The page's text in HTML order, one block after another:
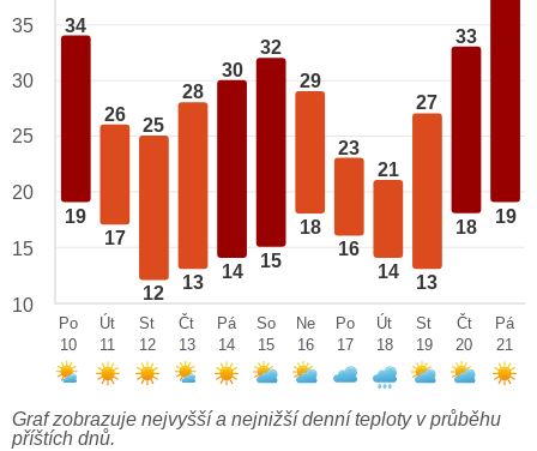
34
19
26
17
25
12
28
13
30
14
32
15
29
18
23
16
21
14
27
13
33
18
19
35
30
25
20
15
10
Po
10
Út
11
St
12
Čt
13
Pá
14
So
15
Ne
16
Po
17
Út
18
St
19
Čt
20
Pá
21
Graf zobrazuje nejvyšší a nejnižší denní teploty v průběhu
příštích dnů.